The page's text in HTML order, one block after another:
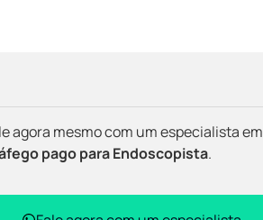
agora mesmo com um especialista em
pago para Endoscopista.